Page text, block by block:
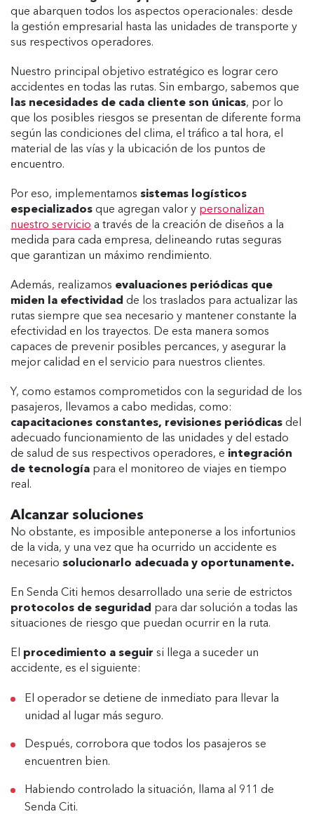
que abarquen todos los aspectos operacionales: desde
la gestión empresarial hasta las unidades de transporte y
sus respectivos operadores.
Nuestro principal objetivo estratégico es lograr cero
accidentes en todas las rutas. Sin embargo, sabemos que
las necesidades de cada cliente son únicas, por lo
que los posibles riesgos se presentan de diferente forma
según las condiciones del clima, el tráfico a tal hora, el
material de las vías y la ubicación de los puntos de
encuentro.
Por eso, implementamos sistemas logísticos
especializados que agregan valor y personalizan
nuestro servicio a través de la creación de diseños a la
medida para cada empresa, delineando rutas seguras
que garantizan un máximo rendimiento.
Además, realizamos evaluaciones periódicas que
miden la efectividad de los traslados para actualizar las
rutas siempre que sea necesario y mantener constante la
efectividad en los trayectos. De esta manera somos
capaces de prevenir posibles percances, y asegurar la
mejor calidad en el servicio para nuestros clientes.
Y, como estamos comprometidos con la seguridad de los
pasajeros, llevamos a cabo medidas, como:
capacitaciones constantes, revisiones periódicas del
adecuado funcionamiento de las unidades y del estado
de salud de sus respectivos operadores, e integración
de tecnología para el monitoreo de viajes en tiempo
real.
Alcanzar soluciones
No obstante, es imposible anteponerse a los infortunios
de la vida, y una vez que ha ocurrido un accidente es
necesario solucionarlo adecuada y oportunamente.
En Senda Citi hemos desarrollado una serie de estrictos
protocolos de seguridad para dar solución a todas las
situaciones de riesgo que puedan ocurrir en la ruta.
El procedimiento a seguir si llega a suceder un
accidente, es el siguiente:
El operador se detiene de inmediato para llevar la
unidad al lugar más seguro.
Después, corrobora que todos los pasajeros se
encuentren bien.
Habiendo controlado la situación, llama al 911 de
Senda Citi.